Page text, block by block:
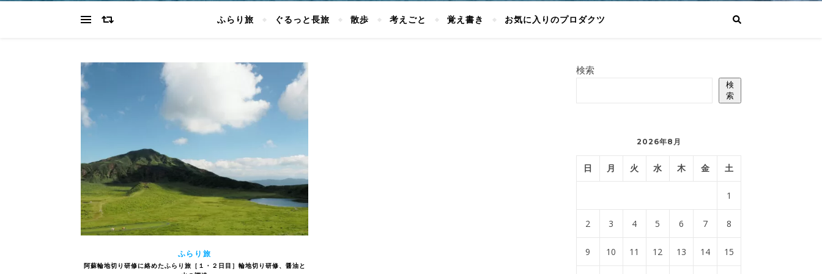
ふらり旅 ぐるっと長旅 散歩 考えごと 覚え書き お気に入りのプロダクツ
ふらり旅
阿蘇輪地切り研修に絡めたふらり旅［１・２日目］輪地切り研修、醤油と
検索
検
索
2026年8月
日 月 火 水 木 金 土
1
2 3 4 5 6 7 8
9 10 11 12 13 14 15